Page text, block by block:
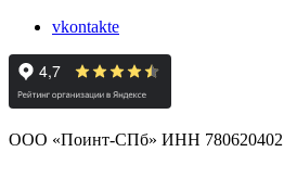
vkontakte
ООО «Поинт-СПб» ИНН